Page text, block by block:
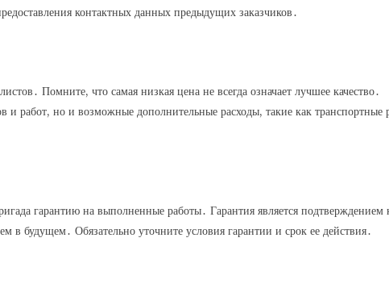
контактных данных предыдущих заказчиков․
Помните, что самая низкая цена не всегда означает лучшее качество․
и работ, но и возможные дополнительные расходы, такие как транспортные
гарантию на выполненные работы․ Гарантия является подтверждением
в будущем․ Обязательно уточните условия гарантии и срок ее действия․